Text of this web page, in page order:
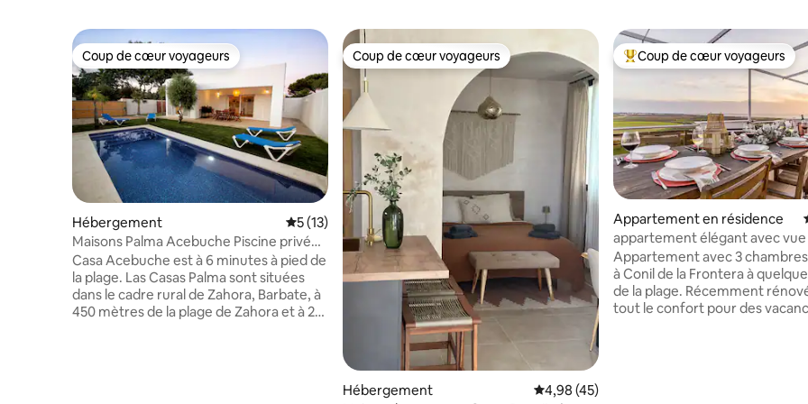
Coup de cœur voyageurs
Coup de cœur voyageurs
Hébergement Évaluation moyenne sur la base de 13 commentaires : 5 sur 5
5 (13)
Maisons Palma Acebuche Piscine privée
Près de la plage
Casa Acebuche est à 6 minutes à pied de
la plage. Las Casas Palma sont situées
dans le cadre rural de Zahora, Barbate, à
450 mètres de la plage de Zahora et à 2
Coup de cœur voyageurs
Coup de cœur voyageurs
Hébergement Évaluation moyenne sur la base de 45
4,98 (45)
Coups de cœur voyageurs les
Coup de cœur voyageurs
Appartement en résidence
appartement élégant avec
6 personnes
Appartement avec 3
à Conil de la Frontera à
de la plage. Récemment rénové et avec
tout le confort pour des